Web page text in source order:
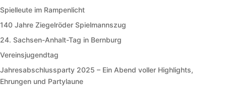
Spielleute im Rampenlicht
140 Jahre Ziegelröder Spielmannszug
24. Sachsen-Anhalt-Tag in Bernburg
Vereinsjugendtag
Jahresabschlussparty 2025 – Ein Abend voller Highlights,
Ehrungen und Partylaune